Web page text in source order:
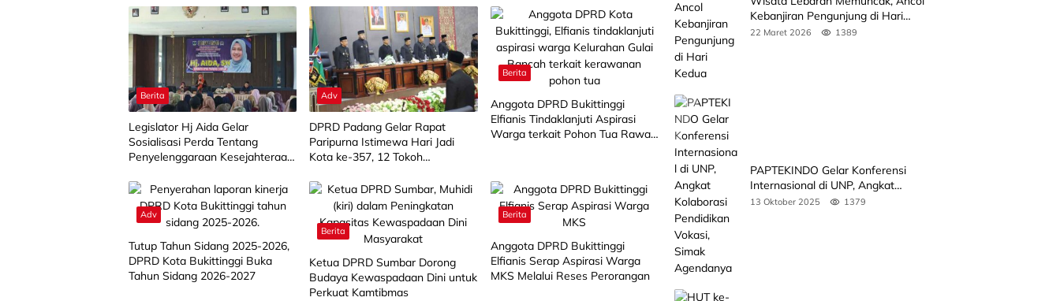
Berita
Legislator Hj Aida Gelar
Sosialisasi Perda Tentang
Penyelenggaraan Kesejahteraan
Adv
DPRD Padang Gelar Rapat
Paripurna Istimewa Hari Jadi
Kota ke-357, 12 Tokoh
Berita
Anggota DPRD Bukittinggi
Elfianis Tindaklanjuti Aspirasi
Warga terkait Pohon Tua Rawan
Adv
Tutup Tahun Sidang 2025-2026,
DPRD Kota Bukittinggi Buka
Tahun Sidang 2026-2027
Berita
Ketua DPRD Sumbar Dorong
Budaya Kewaspadaan Dini untuk
Perkuat Kamtibmas
Berita
Anggota DPRD Bukittinggi
Elfianis Serap Aspirasi Warga
MKS Melalui Reses Perorangan
Kebanjiran Pengunjung di Hari
Kedua
22 Maret 2026 1389
PAPTEKINDO Gelar Konferensi
Internasional di UNP, Angkat
Kolaborasi Pendidikan Vokasi,
13 Oktober 2025 1379